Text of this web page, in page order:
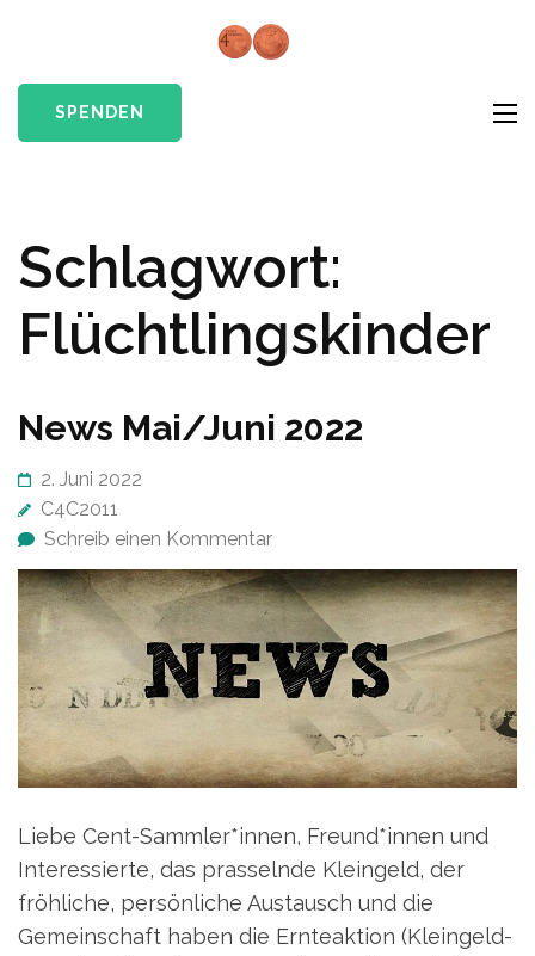
content
(Press
Enter)
SPENDEN
Schlagwort:
Flüchtlingskinder
News Mai/Juni 2022
2. Juni 2022
C4C2011
Schreib einen Kommentar
Liebe Cent-Sammler*innen, Freund*innen und
Interessierte, das prasselnde Kleingeld, der
fröhliche, persönliche Austausch und die
Gemeinschaft haben die Ernteaktion (Kleingeld-